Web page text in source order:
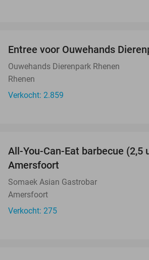
Entree voor Ouwehands
Ouwehands Dierenpark Rhenen
Rhenen
Verkocht: 2.859
All-You-Can-Eat barbecue (2,5
Amersfoort
Somaek Asian Gastrobar
Amersfoort
Verkocht: 275